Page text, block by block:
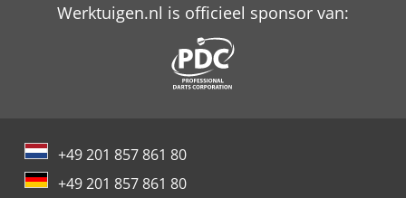
Werktuigen.nl is officieel sponsor van:
+49 201 857 861 80
+49 201 857 861 80